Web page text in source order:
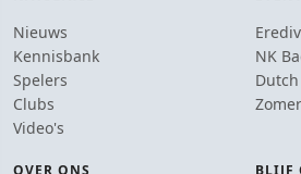
Nieuws
Kennisbank
Spelers
Clubs
Video's
NK
OVER ONS BLIJF